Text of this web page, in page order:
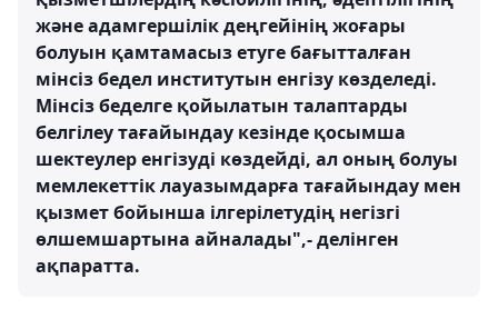
және адамгершілік деңгейінің жоғары
болуын қамтамасыз етуге бағытталған
мінсіз бедел институтын енгізу көзделеді.
Мінсіз беделге қойылатын талаптарды
белгілеу тағайындау кезінде қосымша
шектеулер енгізуді көздейді, ал оның болуы
мемлекеттік лауазымдарға тағайындау мен
қызмет бойынша ілгерілетудің негізгі
өлшемшартына айналады",- делінген
ақпаратта.